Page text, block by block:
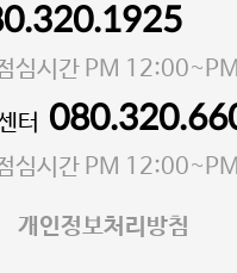
보관리책임자 김상현
포대로4다길 41 마포
서울마포-3931호
58242
심시간 PM
터
심시간 PM
개인정보처리방침